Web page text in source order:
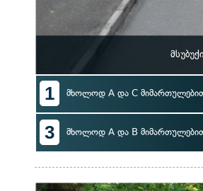
1 მხოლოდ A და C
3 მხოლოდ A და B